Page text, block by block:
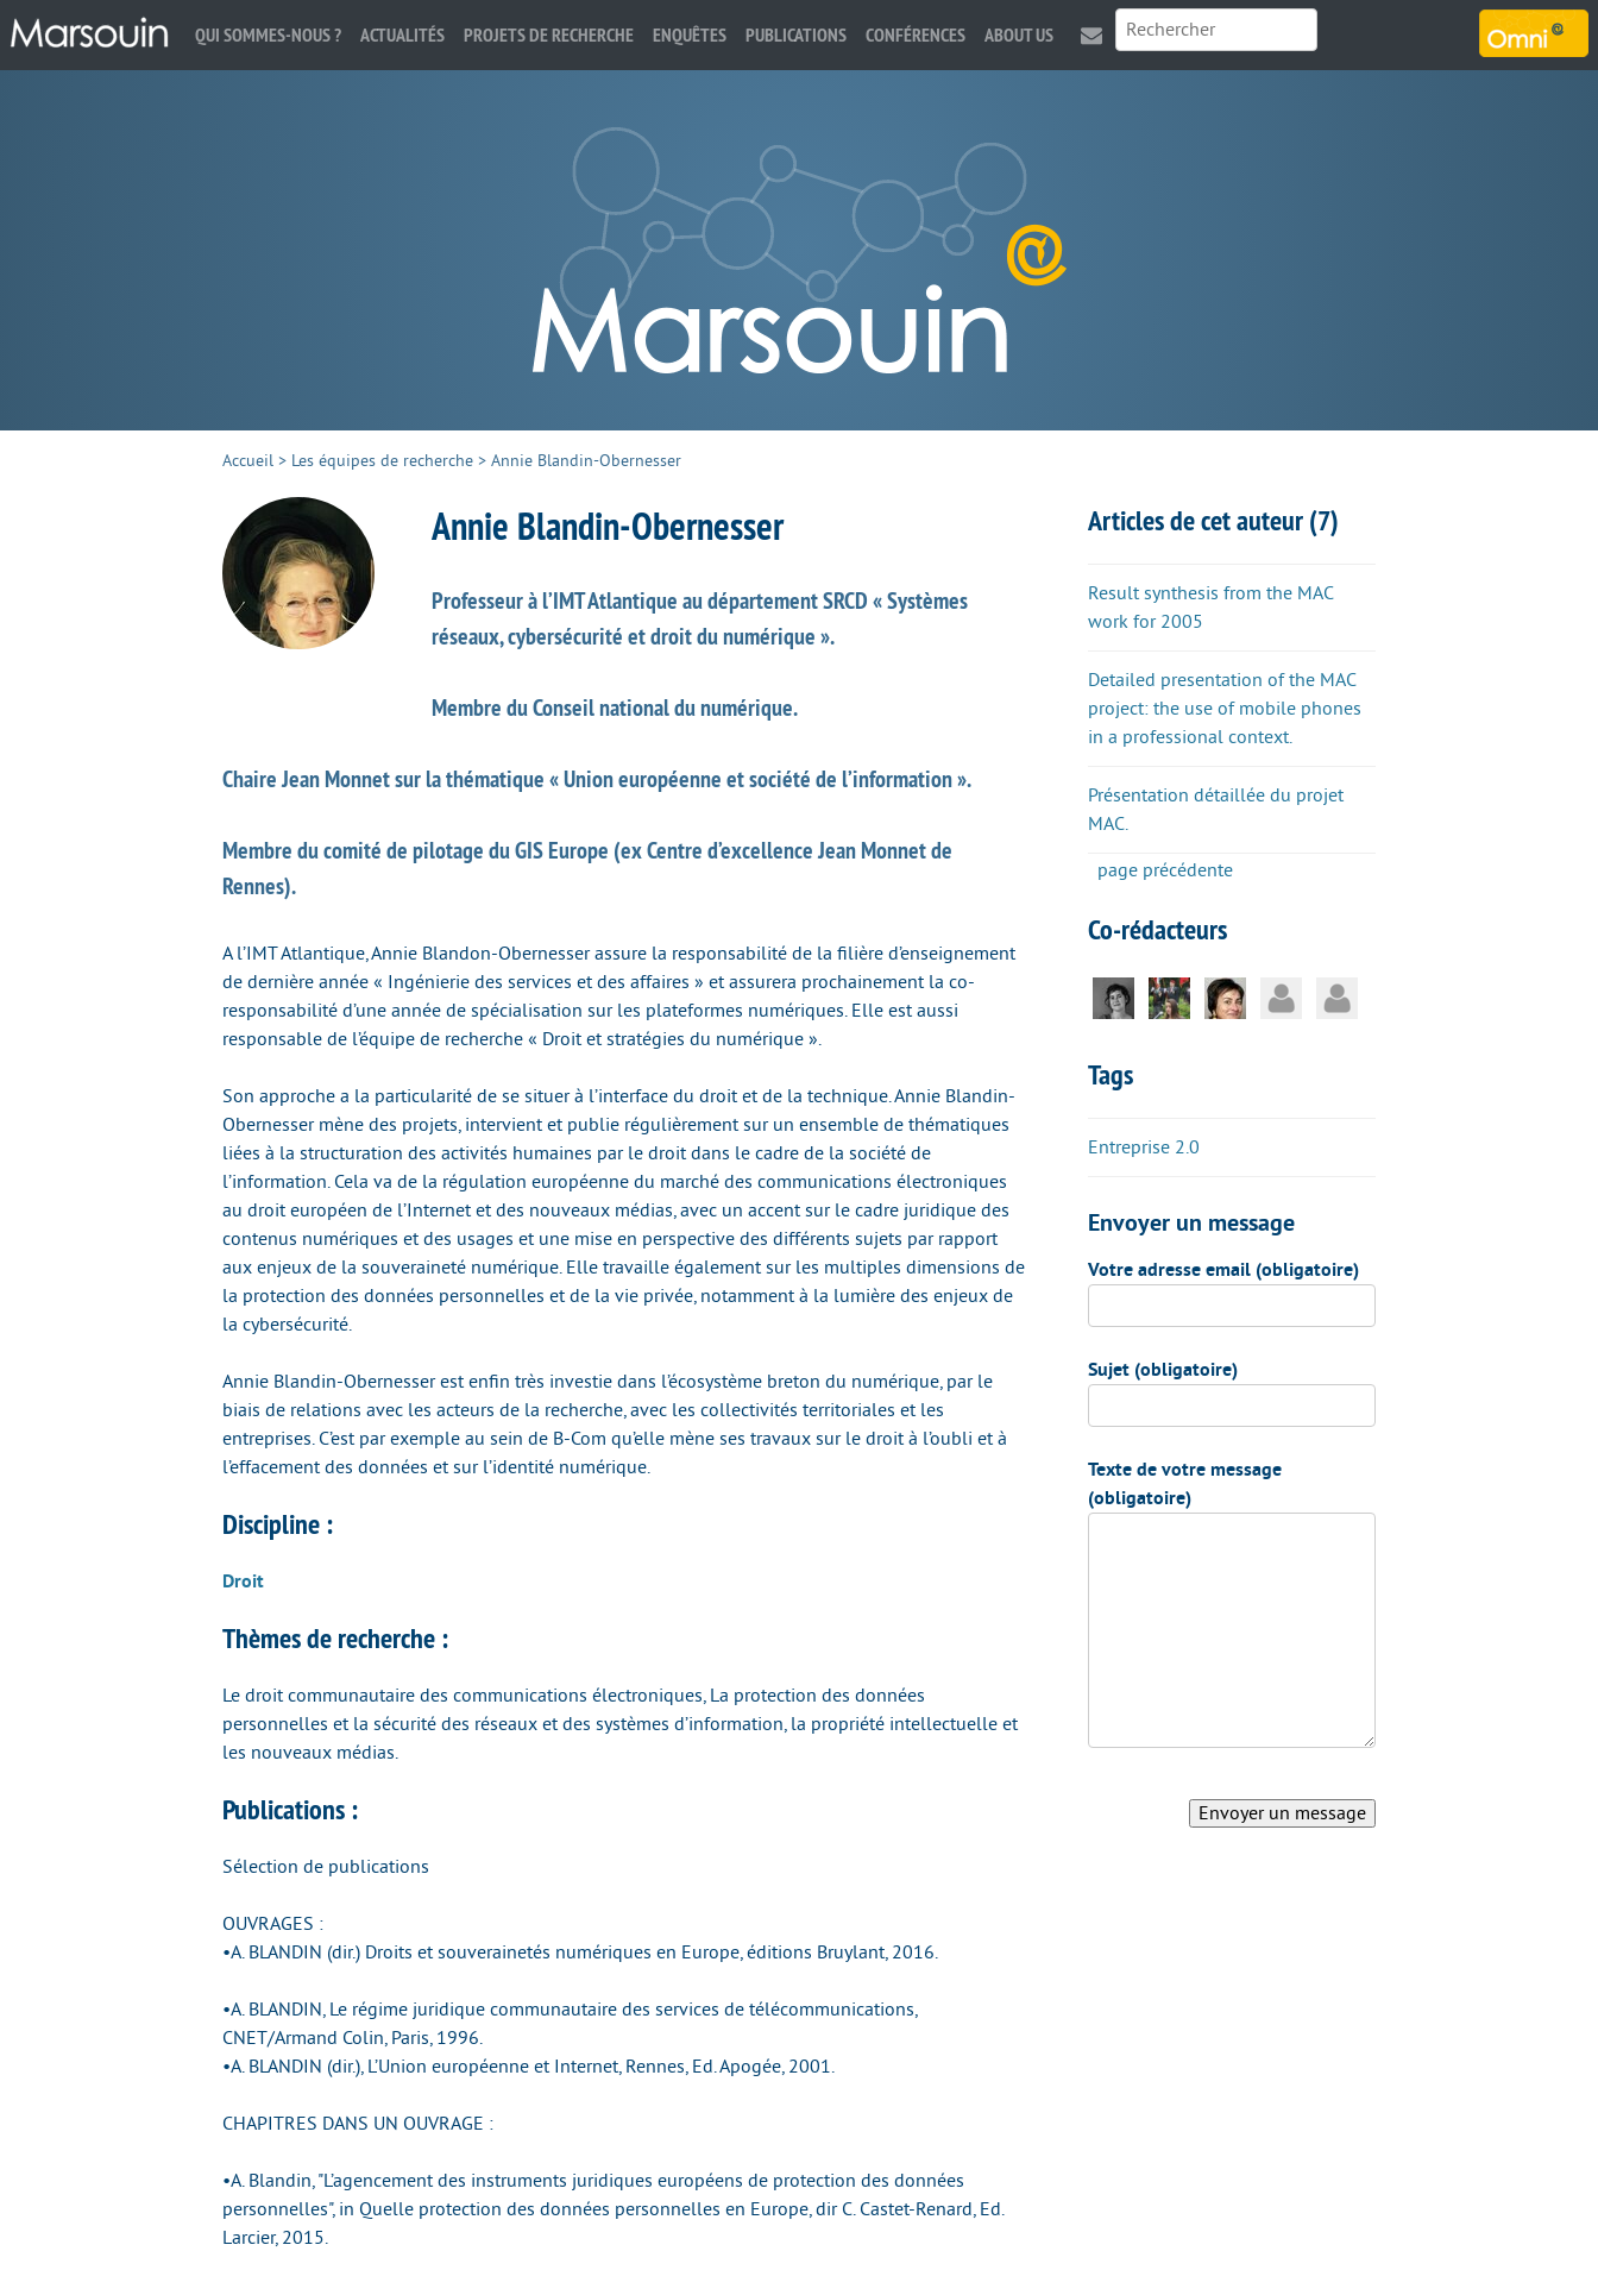
QUI SOMMES-NOUS ? ACTUALITÉS PROJETS DE RECHERCHE ENQUÊTES PUBLICATIONS CONFÉRENCES ABOUT US
Accueil > Les équipes de recherche > Annie Blandin-Obernesser
Annie Blandin-Obernesser
Professeur à l’IMT Atlantique au département SRCD « Systèmes
réseaux, cybersécurité et droit du numérique ».
Membre du Conseil national du numérique.
Chaire Jean Monnet sur la thématique « Union européenne et société de l’information ».
Membre du comité de pilotage du GIS Europe (ex Centre d’excellence Jean Monnet de
Rennes).
A l’IMT Atlantique, Annie Blandon-Obernesser assure la responsabilité de la filière d’enseignement
de dernière année « Ingénierie des services et des affaires » et assurera prochainement la co-
responsabilité d’une année de spécialisation sur les plateformes numériques. Elle est aussi
responsable de l’équipe de recherche « Droit et stratégies du numérique ».
Son approche a la particularité de se situer à l’interface du droit et de la technique. Annie Blandin-
Obernesser mène des projets, intervient et publie régulièrement sur un ensemble de thématiques
liées à la structuration des activités humaines par le droit dans le cadre de la société de
l’information. Cela va de la régulation européenne du marché des communications électroniques
au droit européen de l’Internet et des nouveaux médias, avec un accent sur le cadre juridique des
contenus numériques et des usages et une mise en perspective des différents sujets par rapport
aux enjeux de la souveraineté numérique. Elle travaille également sur les multiples dimensions de
la protection des données personnelles et de la vie privée, notamment à la lumière des enjeux de
la cybersécurité.
Annie Blandin-Obernesser est enfin très investie dans l’écosystème breton du numérique, par le
biais de relations avec les acteurs de la recherche, avec les collectivités territoriales et les
entreprises. C’est par exemple au sein de B-Com qu’elle mène ses travaux sur le droit à l’oubli et à
l’effacement des données et sur l’identité numérique.
Discipline :
Droit
Thèmes de recherche :
Le droit communautaire des communications électroniques, La protection des données
personnelles et la sécurité des réseaux et des systèmes d’information, la propriété intellectuelle et
les nouveaux médias.
Publications :
Sélection de publications
OUVRAGES :
•A. BLANDIN (dir.) Droits et souverainetés numériques en Europe, éditions Bruylant, 2016.
•A. BLANDIN, Le régime juridique communautaire des services de télécommunications,
CNET/Armand Colin, Paris, 1996.
•A. BLANDIN (dir.), L’Union européenne et Internet, Rennes, Ed. Apogée, 2001.
CHAPITRES DANS UN OUVRAGE :
•A. Blandin, "L’agencement des instruments juridiques européens de protection des données
personnelles", in Quelle protection des données personnelles en Europe, dir C. Castet-Renard, Ed.
Larcier, 2015.
Articles de cet auteur (7)
Result synthesis from the MAC
work for 2005
Detailed presentation of the MAC
project: the use of mobile phones
in a professional context.
Présentation détaillée du projet
MAC.
page précédente
Co-rédacteurs
Tags
Entreprise 2.0
Envoyer un message
Votre adresse email (obligatoire)
Sujet (obligatoire)
Texte de votre message
(obligatoire)